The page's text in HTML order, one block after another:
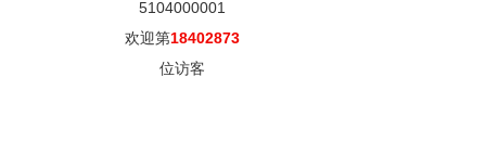
5104000001
欢迎第18402873
位访客